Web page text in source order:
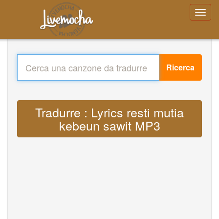
Ricerca
Tradurre : Lyrics resti mutia
kebeun sawit MP3